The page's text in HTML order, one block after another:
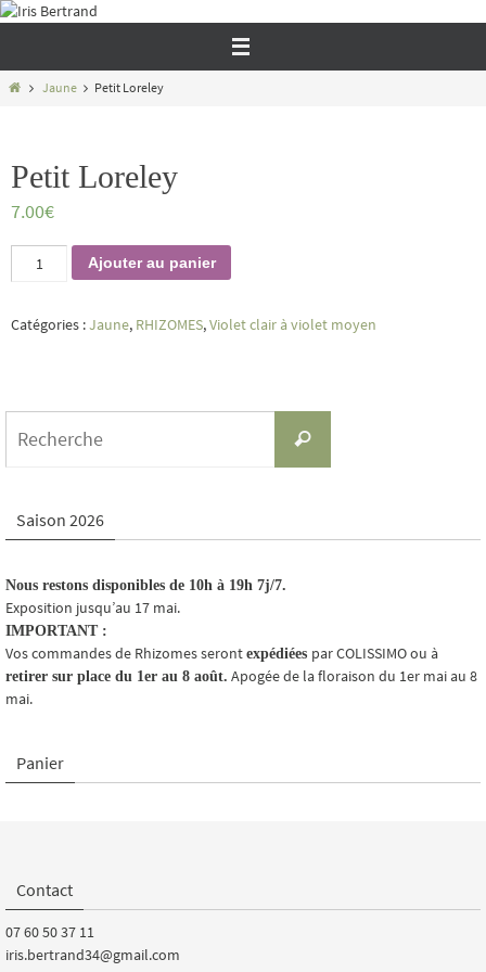
Passer
contenuHomeJaune Petit Loreley
Petit Loreley
7.00€
quantité
de
Loreley
Ajouter au panier
Catégories :Jaune, RHIZOMES,Violet clair à violet moyen
Recherche
Saison 2026
Nous restons disponibles de 10h à 19h 7j/7.
Exposition jusqu’au 17 mai.
IMPORTANT :
Vos commandes de Rhizomes seront expédiées par COLISSIMO ou à
retirer sur place du 1er au 8 août. Apogée de la floraison du 1er mai au 8
mai.
Panier
Contact
07 60 50 37 11
iris.bertrand34@gmail.com